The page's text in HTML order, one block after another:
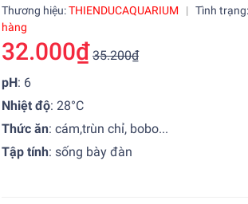
Thương hiệu:THIENDUCAQUARIUM |
Tình
hàng
32.000₫ 35.200₫
pH: 6
Nhiệt độ: 28°C
Thức ăn: cám,trùn chỉ, bobo...
Tập tính: sống bày đàn